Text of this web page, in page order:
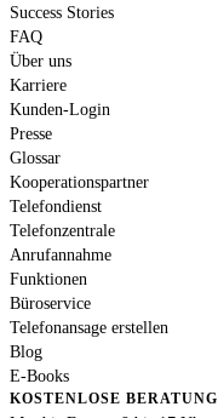
Success Stories
FAQ
Über uns
Karriere
Kunden-Login
Presse
Glossar
Kooperationspartner
Telefondienst
Telefonzentrale
Anrufannahme
Funktionen
Büroservice
Telefonansage erstellen
Blog
E-Books
KOSTENLOSE BERATUNG